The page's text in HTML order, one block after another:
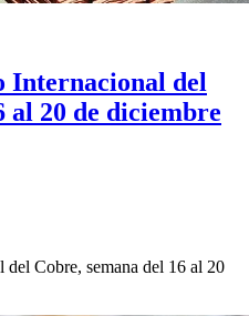
Internacional del
al 20 de diciembre
Cobre, semana del 16 al 20